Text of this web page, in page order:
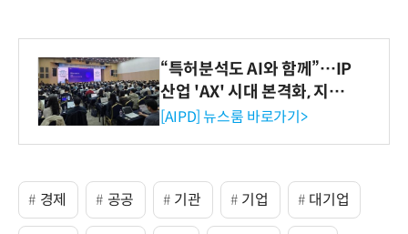
“특허분석도 AI와 함께”…IP
산업 'AX' 시대 본격화, 지식
재산처 1호 AI IP데이터분석
[AIPD] 뉴스룸 바로가기>
경제 공공 기관 기업 대기업